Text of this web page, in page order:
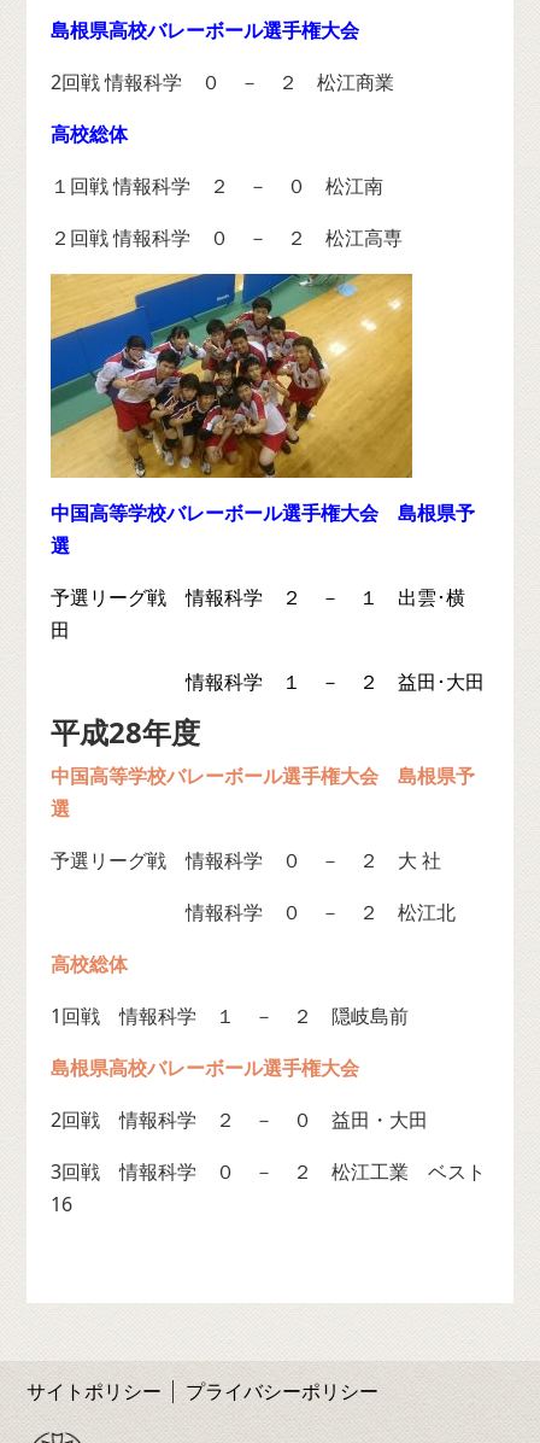
島根県高校バレーボール選手権大会
2回戦 情報科学 ０ － ２ 松江商業
高校総体
１回戦 情報科学 ２ － ０ 松江南
２回戦 情報科学 ０ － ２ 松江高専
中国高等学校バレーボール選手権大会 島根県予
選
予選リーグ戦情報科学 ２ － １ 出雲･横
田
情報科学 １ － ２ 益田･大田
平成28年度
中国高等学校バレーボール選手権大会 島根県予
選
予選リーグ戦 情報科学 ０ － ２ 大 社
情報科学 ０ － ２ 松江北
高校総体
1回戦 情報科学 １ － ２ 隠岐島前
島根県高校バレーボール選手権大会
2回戦 情報科学 ２ － ０ 益田・大田
3回戦 情報科学 ０ － ２ 松江工業 ベスト
16
サイトポリシー プライバシーポリシー